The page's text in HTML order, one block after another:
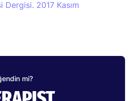
2017 Kasım
mi?